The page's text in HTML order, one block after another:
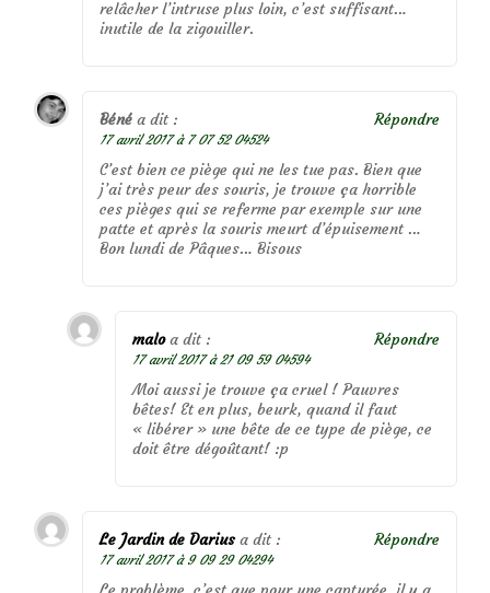
relâcher l’intruse plus loin, c’est suffisant…
inutile de la zigouiller.
Béné a dit :
17 avril 2017 à 7 07 52 04524
C’est bien ce piège qui ne les tue pas. Bien que
j’ai très peur des souris, je trouve ça horrible
ces pièges qui se referme par exemple sur une
patte et après la souris meurt d’épuisement …
Bon lundi de Pâques… Bisous
Répondre
malo a dit :
17 avril 2017 à 21 09 59 04594
Moi aussi je trouve ça cruel ! Pauvres
bêtes! Et en plus, beurk, quand il faut
« libérer » une bête de ce type de piège, ce
doit être dégoûtant! :p
Répondre
Le Jardin de Darius a dit :
17 avril 2017 à 9 09 29 04294
Répondre